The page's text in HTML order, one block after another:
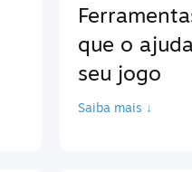
que o
seu jogo
Saiba mais ↓